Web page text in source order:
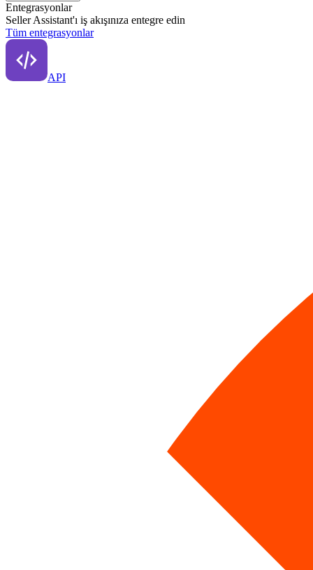
Entegrasyonlar
Seller Assistant'ı iş akışınıza entegre edin
Tüm entegrasyonlar
API